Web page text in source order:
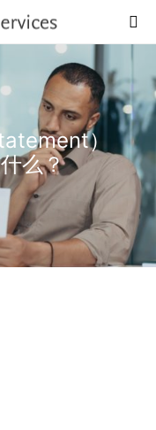
）
么？